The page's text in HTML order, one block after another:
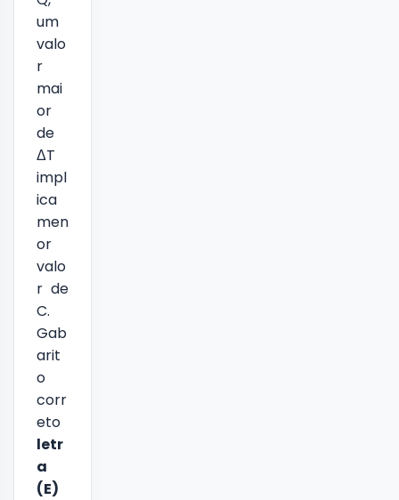
um
valo
r
mai
or
de
ΔT
impl
ica
men
or
valo
r de
C.
Gab
arit
o
corr
eto
letr
a
(E)